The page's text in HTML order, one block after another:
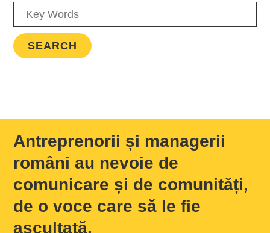
Antreprenorii și managerii
români au nevoie de
comunicare și de comunități,
de o voce care să le fie
ascultată.